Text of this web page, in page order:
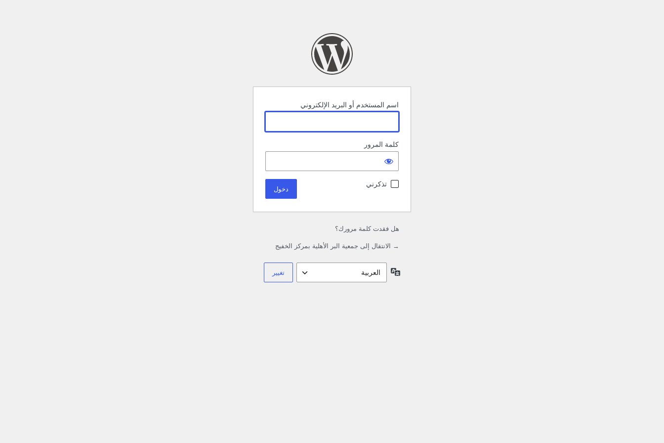
اسم المستخدم أو البريد الإلكتروني
كلمة المرور
تذكرني
هل فقدت كلمة مرورك؟
→ الانتقال إلى جمعية البر الأهلية بمركز الخفيج
اللغة